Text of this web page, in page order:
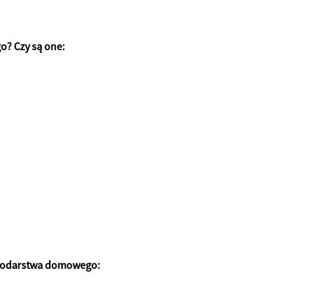
Czy są one:
domowego: